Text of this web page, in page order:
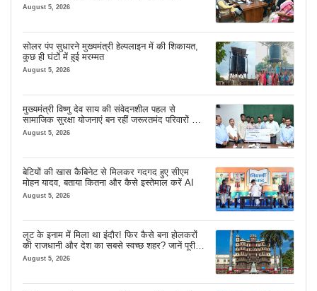
August 5, 2026
सोलर पंप सुधारने मुख्यमंत्री हेल्पलाइन में की शिकायत,
कुछ ही घंटों में हुई मरम्मत
August 5, 2026
मुख्यमंत्री विष्णु देव साय की संवेदनशील पहल से
सामाजिक सुरक्षा योजनाएं बन रहीं जरूरतमंद परिवारों का
मजबूत सहारा
August 5, 2026
बेटियों की खास कैबिनेट से मिलकर गदगद हुए सीएम
मोहन यादव, बताया कितना और कैसे इस्तेमाल करें AI
August 5, 2026
लूट के इनाम में मिला था इंदौर! फिर कैसे बना होलकरों
की राजधानी और देश का सबसे स्वच्छ शहर? जानें पूरी
कहानी
August 5, 2026